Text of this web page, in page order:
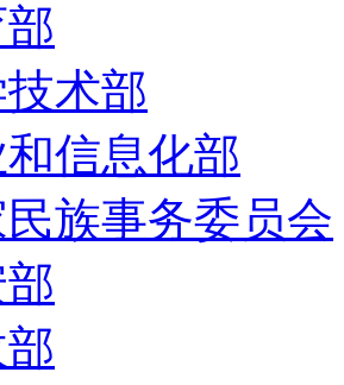
术部
信息化部
民族事务委员会